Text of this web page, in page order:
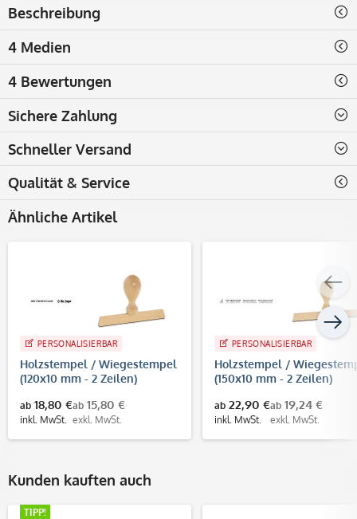
Beschreibung
4 Medien
4 Bewertungen
Sichere Zahlung
Schneller Versand
Qualität & Service
Ähnliche Artikel
PERSONALISIERBAR
Holzstempel / Wiegestempel
(120x10 mm - 2 Zeilen)
ab 18,80 €
inkl. MwSt.
ab 15,80 €
exkl. MwSt.
PERSONALISIERBAR
Holzstempel /
(150x10 mm - 2 Zeilen)
ab 22,90 €
inkl. MwSt.
ab 19,24 €
exkl. MwSt.
Kunden kauften auch
TIPP!